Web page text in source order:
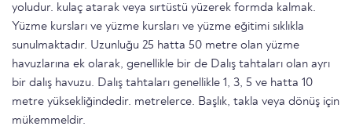
yoludur. kulaç atarak veya sırtüstü yüzerek formda kalmak.
Yüzme kursları ve yüzme kursları ve yüzme eğitimi sıklıkla
sunulmaktadır. Uzunluğu 25 hatta 50 metre olan yüzme
havuzlarına ek olarak, genellikle bir de Dalış tahtaları olan ayrı
bir dalış havuzu. Dalış tahtaları genellikle 1, 3, 5 ve hatta 10
metre yüksekliğindedir. metrelerce. Başlık, takla veya dönüş için
mükemmeldir.